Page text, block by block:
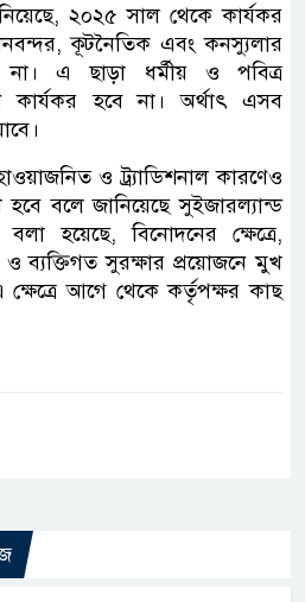
২০২৫ সাল থেকে কার্যকর
কূটনৈতিক এবং কনস্যুলার
এ ছাড়া ধর্মীয় ও পবিত্র
হবে না। অর্থাৎ এসব
ও ট্র্যাডিশনাল কারণেও
বলে জানিয়েছে সুইজারল্যান্ড
হয়েছে, বিনোদনের ক্ষেত্রে,
ও ব্যক্তিগত সুরক্ষার প্রয়োজনে মুখ
আগে থেকে কর্তৃপক্ষর কাছ